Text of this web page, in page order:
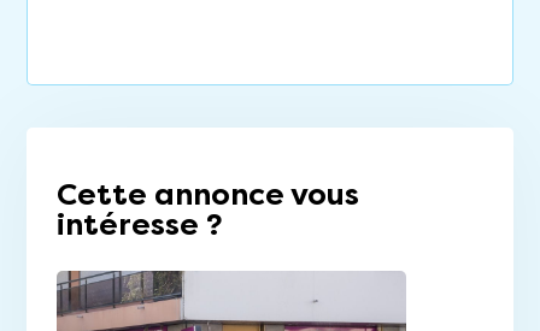
Cette annonce vous
intéresse ?